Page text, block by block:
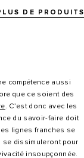
DE PRODUITS
compétence aussi
que ce soient des
. C’est donc avec les
du savoir-faire doit
lignes franches se
se dissimuleront pour
insoupçonnée.